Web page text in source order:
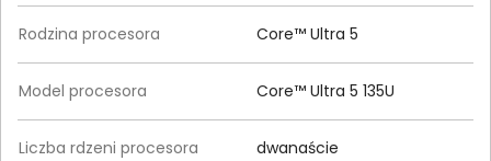
Rodzina procesora Core™ Ultra 5
Model procesora Core™ Ultra 5 135U
Liczba rdzeni procesora dwanaście